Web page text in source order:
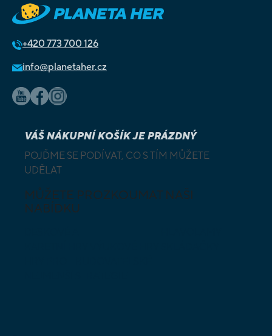
+420 773 700 126
info@planetaher.cz
VÁŠ NÁKUPNÍ KOŠÍK JE PRÁZDNÝ
POJĎME SE PODÍVAT, CO S TÍM MŮŽETE
UDĚLAT
MŮŽETE PROZKOUMAT NAŠI
NABÍDKU